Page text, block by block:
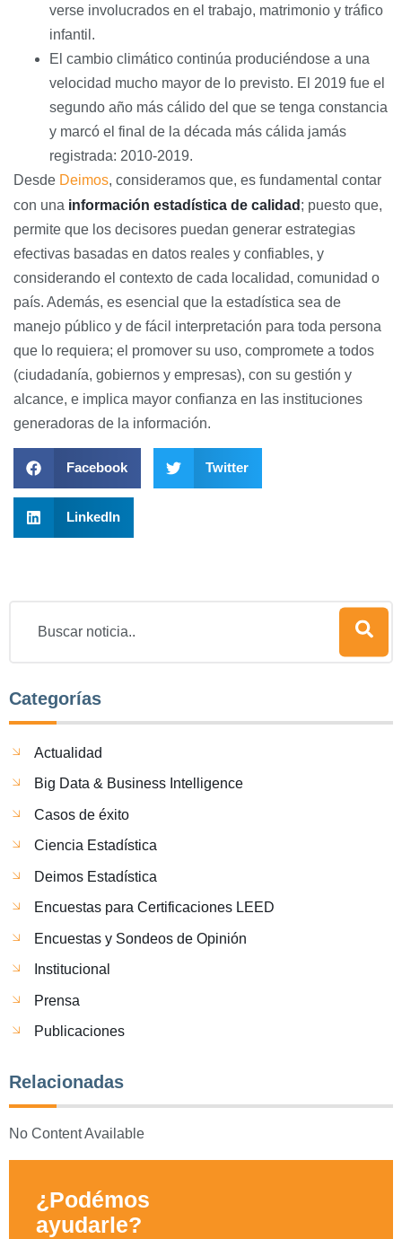
verse involucrados en el trabajo, matrimonio y tráfico
infantil.
El cambio climático continúa produciéndose a una
velocidad mucho mayor de lo previsto. El 2019 fue el
segundo año más cálido del que se tenga constancia
y marcó el final de la década más cálida jamás
registrada: 2010-2019.
Desde Deimos, consideramos que, es fundamental contar
con una información estadística de calidad ; puesto que,
permite que los decisores puedan generar estrategias
efectivas basadas en datos reales y confiables, y
considerando el contexto de cada localidad, comunidad o
país. Además, es esencial que la estadística sea de
manejo público y de fácil interpretación para toda persona
que lo requiera; el promover su uso, compromete a todos
(ciudadanía, gobiernos y empresas), con su gestión y
alcance, e implica mayor confianza en las instituciones
generadoras de la información.
Facebook Twitter
LinkedIn
Categorías
Actualidad
Big Data & Business Intelligence
Casos de éxito
Ciencia Estadística
Deimos Estadística
Encuestas para Certificaciones LEED
Encuestas y Sondeos de Opinión
Institucional
Prensa
Publicaciones
Relacionadas
No Content Available
¿Podémos
ayudarle?